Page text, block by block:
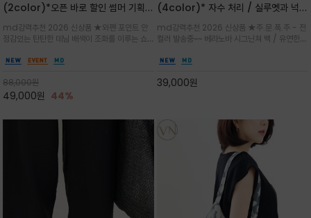
(2color)*오픈 바로 할인 썸머 기획
말 모임룩, 여행룩까지 ~
md강력추천 2026 신상품 ★와펜 포인트 안
정감있는 탄탄한 데님 배색이 조화를 이루는 쇼
클래식한 네이비·아이보리 스트라이프와 산뜻한
88,000원
49,000원 44%
(4color)* 자수 처리 / 실루엣과 넉넉
셜 숄더백
md강력추천 2026 신상품 ★주.문.폭.주 - 전
컬러 발송중~~ 베라노바 시그닌쳐 백 / 유연한
설계로 어깨의 피로도를 낮춰 편안한 착용/가볍
리 숄더백
39,000원